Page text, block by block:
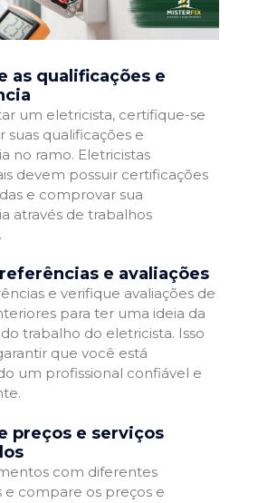
as qualificações e
um eletricista, certifique-se
suas qualificações e
no ramo. Eletricistas
devem possuir certificações
e comprovar sua
através de trabalhos
e avaliações
e verifique avaliações de
para ter uma ideia da
trabalho do eletricista. Isso
que você está
um profissional confiável e
preços e serviços
com diferentes
e compare os preços e